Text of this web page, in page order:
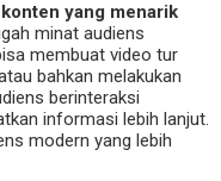
konten yang menarik
minat audiens
membuat video tur
bahkan melakukan
berinteraksi
informasi lebih lanjut.
modern yang lebih